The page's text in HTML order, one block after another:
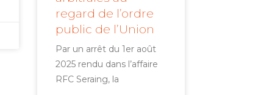
regard de l’ordre
public de l’Union
Par un arrêt du 1er août
2025 rendu dans l’affaire
RFC Seraing, la